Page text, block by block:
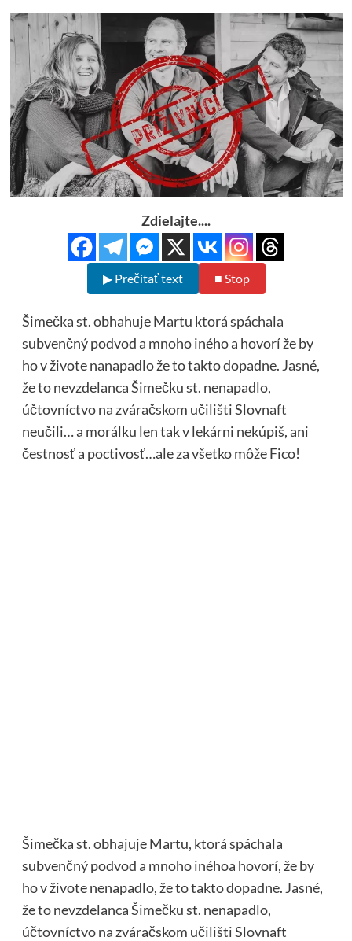
Zdielajte....
▶ Prečítať text ■ Stop
Šimečka st. obhahuje Martu ktorá spáchala
subvenčný podvod a mnoho iného a hovorí že by
ho v živote nanapadlo že to takto dopadne. Jasné,
že to nevzdelanca Šimečku st. nenapadlo,
účtovníctvo na zváračskom učilišti Slovnaft
neučili… a morálku len tak v lekárni nekúpiš, ani
čestnosť a poctivosť…ale za všetko môže Fico!
Šimečka st. obhajuje Martu, ktorá spáchala
subvenčný podvod a mnoho inéhoa hovorí, že by
ho v živote nenapadlo, že to takto dopadne. Jasné,
že to nevzdelanca Šimečku st. nenapadlo,
účtovníctvo na zváračskom učilišti Slovnaft